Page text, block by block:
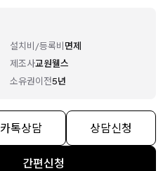
설치비/등록비면제
제조사교원웰스
소유권이전5년
카톡상담 상담신청
간편신청